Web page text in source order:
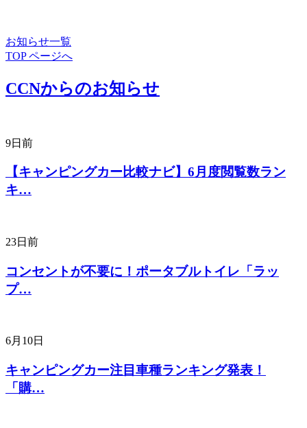
お知らせ一覧
TOP ページへ
CCNからのお知らせ
9日前
【キャンピングカー比較ナビ】6月度閲覧数ラン
キ…
23日前
コンセントが不要に！ポータブルトイレ「ラッ
プ…
6月10日
キャンピングカー注目車種ランキング発表！
「購…